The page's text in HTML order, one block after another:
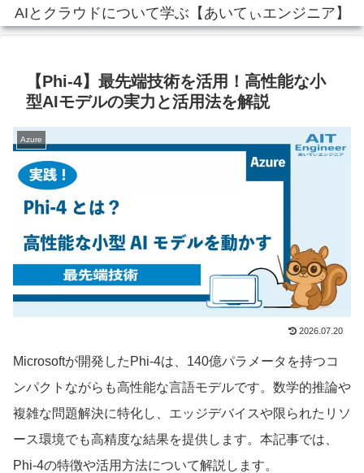
AIとクラウドについて学ぶ【あいてぃエンジニア】
【Phi-4】最先端技術を活用！高性能な小
型AIモデルの実力と活用法を解説
Azure
2026.07.20
Microsoftが開発したPhi-4は、140億パラメータを持つコ
ンパクトながらも高性能な言語モデルです。数学的推論や
複雑な問題解決に特化し、エッジデバイスや限られたリソ
ース環境でも高精度な結果を提供します。本記事では、
Phi-4の特徴や活用方法について解説します。